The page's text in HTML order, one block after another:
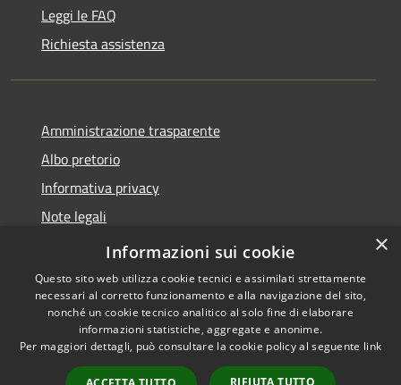
Leggi le FAQ
Richiesta assistenza
Amministrazione trasparente
Albo pretorio
Informativa privacy
Note legali
Dichiarazione di accessibilità
Accessibilità
Copyright © 2026 • Comune di
Acquapendente • Powered by
Municipium• Accesso
×
Informazioni sui cookie
Questo sito web utilizza cookie tecnici e assimilati strettamente
necessari al corretto funzionamento e alla navigazione del sito,
nonché un cookie tecnico analitico al solo fine di elaborare
informazioni statistiche, aggregate e anonime.
Per maggiori dettagli, può consultare la cookie policy al seguente link
RIFIUTA TUTTO